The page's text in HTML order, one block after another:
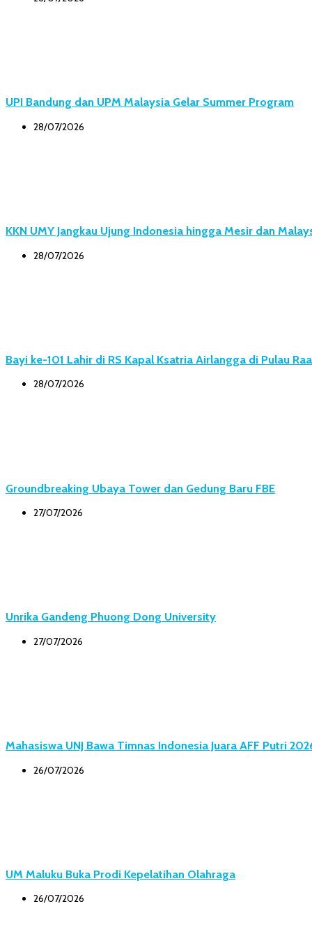
UPI Bandung dan UPM Malaysia Gelar Summer Program
28/07/2026
KKN UMY Jangkau Ujung Indonesia hingga Mesir dan
28/07/2026
Bayi ke-101 Lahir di RS Kapal Ksatria Airlangga di Pulau
28/07/2026
Groundbreaking Ubaya Tower dan Gedung Baru FBE
27/07/2026
Unrika Gandeng Phuong Dong University
27/07/2026
Mahasiswa UNJ Bawa Timnas Indonesia Juara AFF Putri
26/07/2026
UM Maluku Buka Prodi Kepelatihan Olahraga
26/07/2026